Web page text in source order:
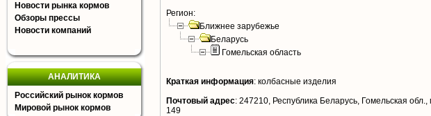
Новости рынка кормов
Обзоры прессы
Новости компаний
АНАЛИТИКА
Российский рынок кормов
Мировой рынок кормов
Регион:
Ближнее зарубежье
Беларусь
Гомельская область
Краткая информация: колбасные изделия
Почтовый адрес: 247210, Республика Беларусь, Гомельская
149